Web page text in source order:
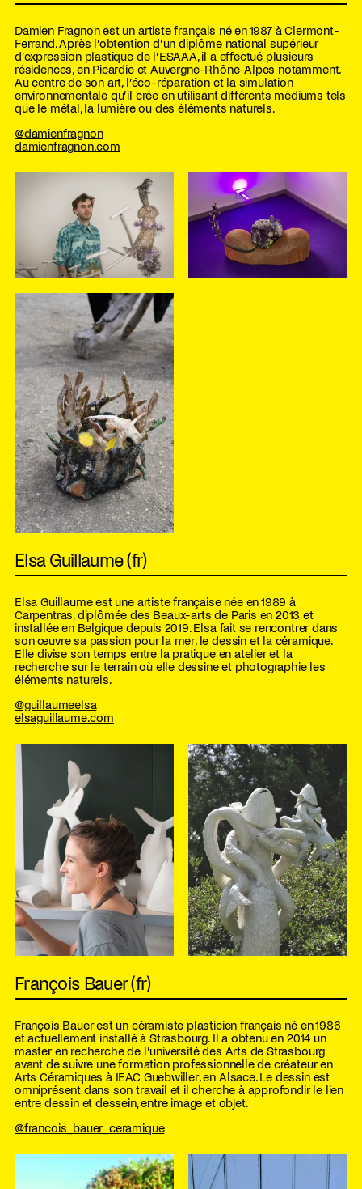
Damien Fragnon est un artiste français né en 1987 à Clermont-
Ferrand. Après l’obtention d’un diplôme national supérieur
d’expression plastique de l’ESAAA, il a effectué plusieurs
résidences, en Picardie et Auvergne-Rhône-Alpes notamment.
Au centre de son art, l’éco-réparation et la simulation
environnementale qu’il crée en utilisant différents médiums tels
que le métal, la lumière ou des éléments naturels.
@damienfragnon
damienfragnon.com
Elsa Guillaume (fr)
Elsa Guillaume est une artiste française née en 1989 à
Carpentras, diplômée des Beaux-arts de Paris en 2013 et
installée en Belgique depuis 2019. Elsa fait se rencontrer dans
son œuvre sa passion pour la mer, le dessin et la céramique.
Elle divise son temps entre la pratique en atelier et la
recherche sur le terrain où elle dessine et photographie les
éléments naturels.
@guillaumeelsa
elsaguillaume.com
François Bauer (fr)
François Bauer est un céramiste plasticien français né en 1986
et actuellement installé à Strasbourg. Il a obtenu en 2014 un
master en recherche de l’université des Arts de Strasbourg
avant de suivre une formation professionnelle de créateur en
Arts Céramiques à IEAC Guebwiller, en Alsace. Le dessin est
omniprésent dans son travail et il cherche à approfondir le lien
entre dessin et dessein, entre image et objet.
@francois_bauer_ceramique